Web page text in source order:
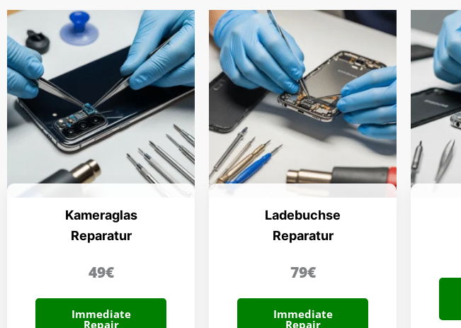
Kameraglas
Reparatur
49€
Immediate
Repair
Ladebuchse
Reparatur
79€
Immediate
Repair